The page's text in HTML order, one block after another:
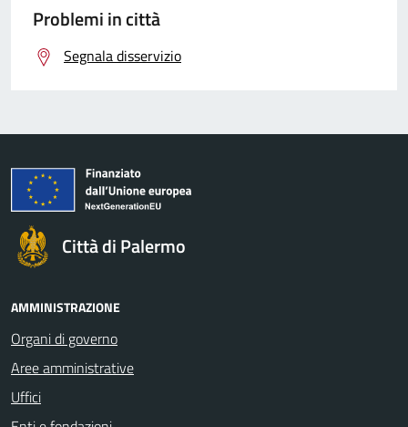
Problemi in città
Segnala disservizio
Città di Palermo
AMMINISTRAZIONE
Organi di governo
Aree amministrative
Uffici